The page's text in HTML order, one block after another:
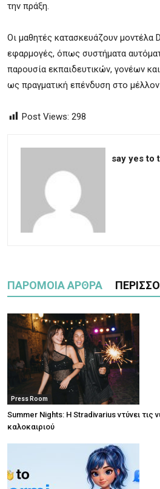
την πράξη.
Οι μαθητές κατασκευάζουν μοντέλα
εφαρμογές, όπως συστήματα
παρουσία εκπαιδευτικών, γονέων
ως πραγματική επένδυση στο
Post Views: 298
say yes to
ΠΑΡΟΜΟΙΑ ΑΡΘΡΑ
Press Room
Summer Nights: Η Stradivarius ντύνει τις
καλοκαιριού